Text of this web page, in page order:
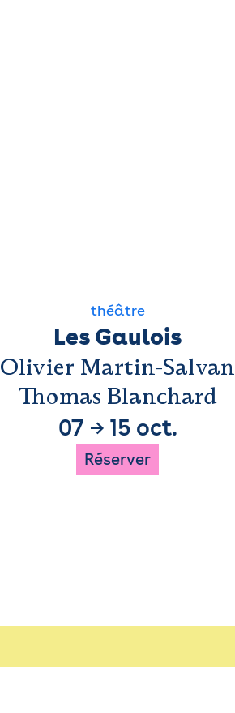
théâtre
Les Gaulois
Olivier Martin-Salvan
Thomas Blanchard
07 → 15 oct.
Réserver